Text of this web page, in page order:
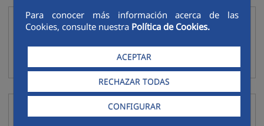
Para conocer más información acerca de las
Cookies, consulte nuestra Política de Cookies.
ACEPTAR
RECHAZAR TODAS
CONFIGURAR
Agua
FCC Aqualia
SmVaK